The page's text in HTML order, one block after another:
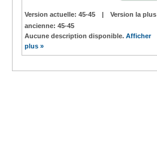
Version actuelle: 45-45 |
Version la plus
ancienne: 45-45
Aucune description disponible. Afficher
plus »